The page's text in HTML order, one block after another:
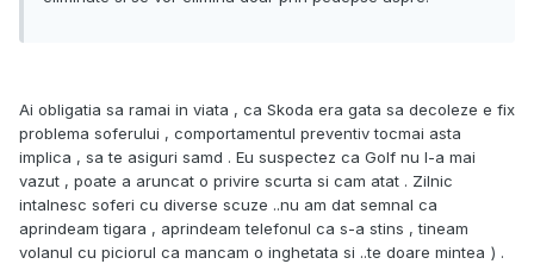
Ai obligatia sa ramai in viata , ca Skoda era gata sa decoleze e fix
problema soferului , comportamentul preventiv tocmai asta
implica , sa te asiguri samd . Eu suspectez ca Golf nu l-a mai
vazut , poate a aruncat o privire scurta si cam atat . Zilnic
intalnesc soferi cu diverse scuze ..nu am dat semnal ca
aprindeam tigara , aprindeam telefonul ca s-a stins , tineam
volanul cu piciorul ca mancam o inghetata si ..te doare mintea ) .